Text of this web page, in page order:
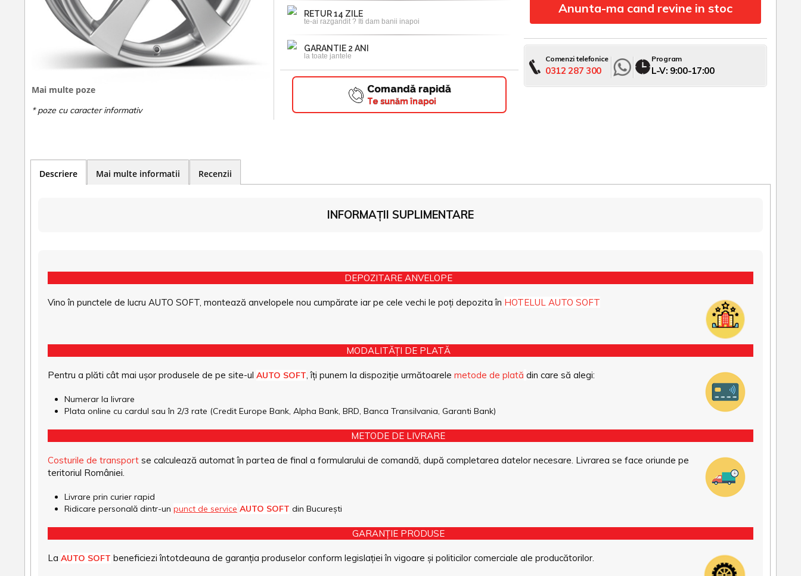
Mai multe poze
RETUR 14 ZILE
te-ai razgandit ? Iti dam banii inapoi
GARANTIE 2 ANI
la toate jantele
Comandă rapidă
Te sunăm înapoi
Anunta-ma cand revine in stoc
Comenzi telefonice
0312 287 300
Program
L-V: 9:00-17:00
Descriere Mai multe informatii Recenzii
INFORMAȚII SUPLIMENTARE
DEPOZITARE ANVELOPE
Vino în punctele de lucru AUTO SOFT, montează anvelopele nou cumpărate iar pe cele vechi le poți depozita în HOTELUL AUTO SOFT
MODALITĂȚI DE PLATĂ
Pentru a plăti cât mai ușor produsele de pe site-ul AUTO SOFT, îți punem la dispoziție următoarele metode de plată din care să alegi:
Numerar la livrare
Plata online cu cardul sau în 2/3 rate (Credit Europe Bank, Alpha Bank, BRD, Banca Transilvania, Garanti Bank)
METODE DE LIVRARE
Costurile de transport se calculează automat în partea de final a formularului de comandă, după completarea datelor necesare. Livrarea se face oriunde pe
teritoriul României.
Livrare prin curier rapid
Ridicare personală dintr-un punct de service AUTO SOFT din București
GARANȚIE PRODUSE
La AUTO SOFT beneficiezi întotdeauna de garanția produselor conform legislației în vigoare și politicilor comerciale ale producătorilor.